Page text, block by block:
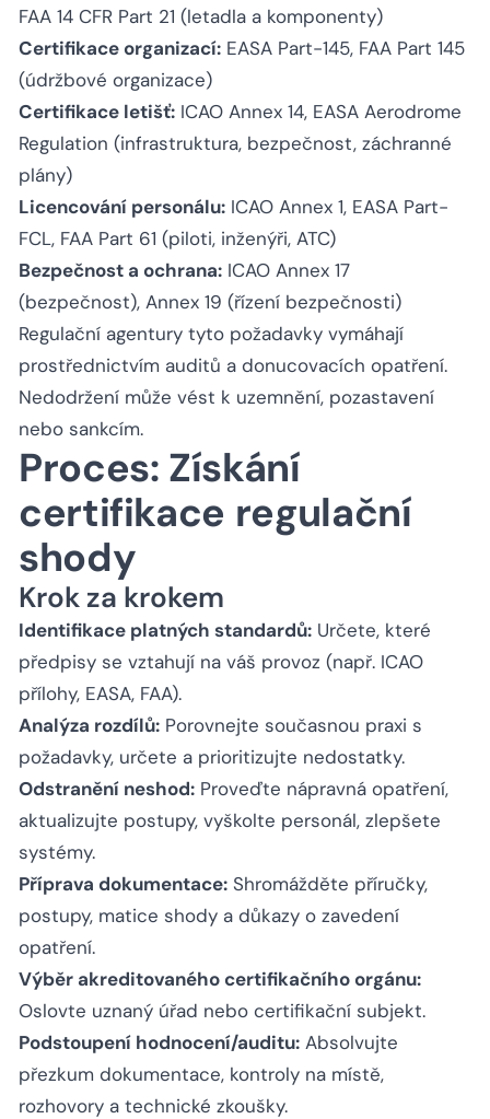
FAA 14 CFR Part 21 (letadla a komponenty)
Certifikace organizací: EASA Part-145, FAA Part 145
(údržbové organizace)
Certifikace letišť: ICAO Annex 14, EASA Aerodrome
Regulation (infrastruktura, bezpečnost, záchranné
plány)
Licencování personálu: ICAO Annex 1, EASA Part-
FCL, FAA Part 61 (piloti, inženýři, ATC)
Bezpečnost a ochrana: ICAO Annex 17
(bezpečnost), Annex 19 (řízení bezpečnosti)
Regulační agentury tyto požadavky vymáhají
prostřednictvím auditů a donucovacích opatření.
Nedodržení může vést k uzemnění, pozastavení
nebo sankcím.
Proces: Získání
certifikace regulační
shody
Krok za krokem
Identifikace platných standardů: Určete, které
předpisy se vztahují na váš provoz (např. ICAO
přílohy, EASA, FAA).
Analýza rozdílů: Porovnejte současnou praxi s
požadavky, určete a prioritizujte nedostatky.
Odstranění neshod: Proveďte nápravná opatření,
aktualizujte postupy, vyškolte personál, zlepšete
systémy.
Příprava dokumentace: Shromážděte příručky,
postupy, matice shody a důkazy o zavedení
opatření.
Výběr akreditovaného certifikačního orgánu:
Oslovte uznaný úřad nebo certifikační subjekt.
Podstoupení hodnocení/auditu: Absolvujte
přezkum dokumentace, kontroly na místě,
rozhovory a technické zkoušky.